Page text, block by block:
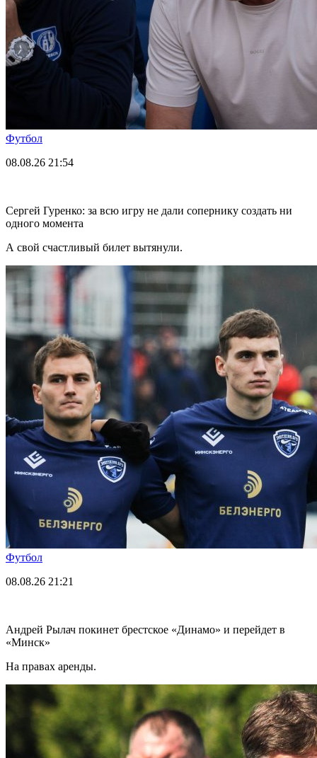
Футбол
08.08.26 21:54
Сергей Гуренко: за всю игру не дали сопернику создать ни
одного момента
А свой счастливый билет вытянули.
Футбол
08.08.26 21:21
Андрей Рылач покинет брестское «Динамо» и перейдет в
«Минск»
На правах аренды.